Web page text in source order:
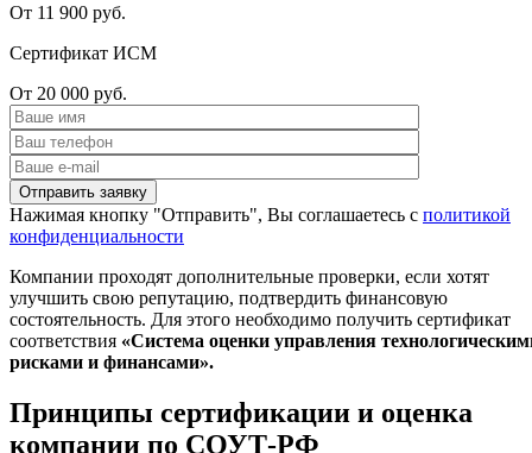
От 11 900 руб.
Сертификат ИСМ
От 20 000 руб.
Нажимая кнопку "Отправить", Вы соглашаетесь с политикой
конфиденциальности
Компании проходят дополнительные проверки, если хотят
улучшить свою репутацию, подтвердить финансовую
состоятельность. Для этого необходимо получить сертификат
соответствия «Система оценки управления
рисками и финансами».
Принципы сертификации и оценка
компании по СОУТ-РФ